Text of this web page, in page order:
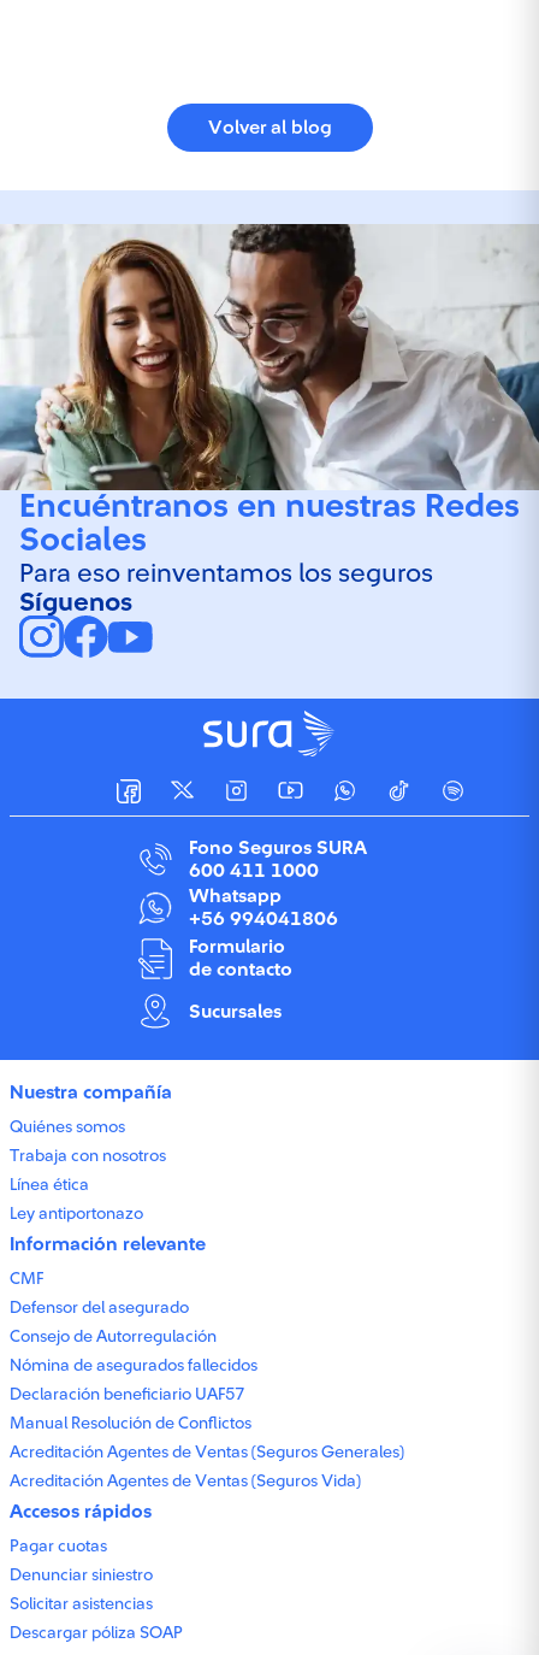
Volver al blog
Encuéntranos en nuestras Redes
Sociales
Para eso reinventamos los seguros
Síguenos
Fono Seguros SURA
600 411 1000
Whatsapp
+56 994041806
Formulario
de contacto
Sucursales
Nuestra compañía
Quiénes somos
Trabaja con nosotros
Línea ética
Ley antiportonazo
Información relevante
CMF
Defensor del asegurado
Consejo de Autorregulación
Nómina de asegurados fallecidos
Declaración beneficiario UAF57
Manual Resolución de Conflictos
Acreditación Agentes de Ventas (Seguros Generales)
Acreditación Agentes de Ventas (Seguros Vida)
Accesos rápidos
Pagar cuotas
Denunciar siniestro
Solicitar asistencias
Descargar póliza SOAP